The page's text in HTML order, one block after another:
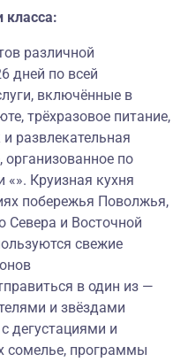
различной
дней по всей
включённые в
трёхразовое питание,
развлекательная
по
«». Круизная кухня
побережья Поволжья,
Севера и Восточной
свежие
в один из —
и звёздами
дегустациями и
сомелье, программы